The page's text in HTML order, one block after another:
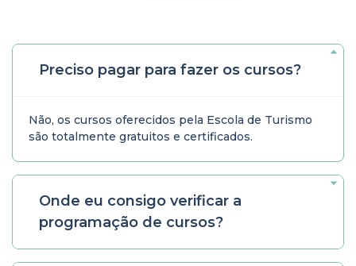
Preciso pagar para fazer os cursos?
Não, os cursos oferecidos pela Escola de Turismo
são totalmente gratuitos e certificados.
Onde eu consigo verificar a
programação de cursos?